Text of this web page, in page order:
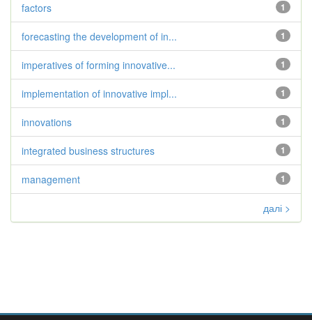
1
factors
1
forecasting the development of in...
1
imperatives of forming innovative...
1
implementation of innovative impl...
1
innovations
1
integrated business structures
1
management
далі >